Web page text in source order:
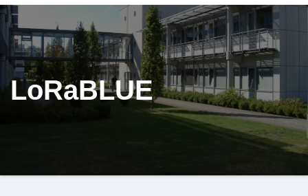
LoRaBLUE